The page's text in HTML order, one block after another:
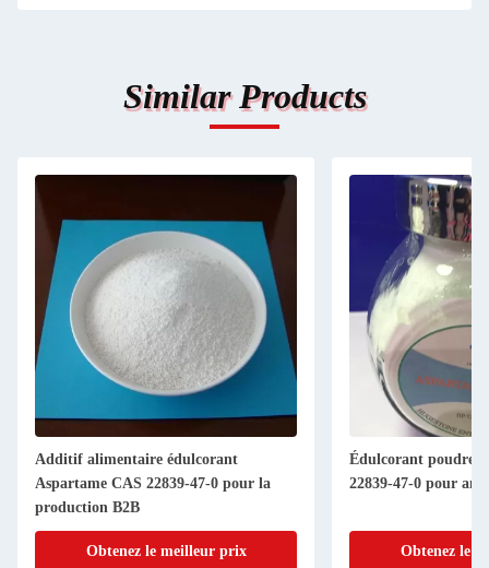
Similar Products
Additif alimentaire édulcorant
Aspartame CAS 22839-47-0 pour la
production B2B
Obtenez le meilleur prix
Édulcorant poudre
22839-47-0 pour
Obtenez le